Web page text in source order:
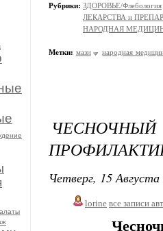
Рубрики: ЗДОРОВЬЕ/Флебология
ЛЕКАРСТВА и
НАРОДНАЯ
Метки: мази народная
Четверг, 15
lorine все записи